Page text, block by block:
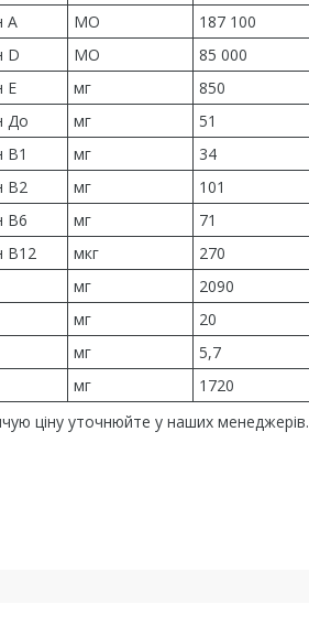
А
МО
187 100
D
МО
85 000
Е
мг
850
До
мг
51
В1
мг
34
В2
мг
101
В6
мг
71
В12
мкг
270
мг
2090
мг
20
мг
5,7
мг
1720
ціну уточнюйте у наших менеджерів.